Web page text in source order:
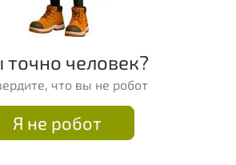
точно человек?
что вы не робот
Я не робот